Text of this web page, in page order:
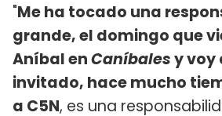
"Me ha tocado una
grande, el domingo que
Aníbal enCaníbalesy voy
invitado, hace mucho
a C5N, es una